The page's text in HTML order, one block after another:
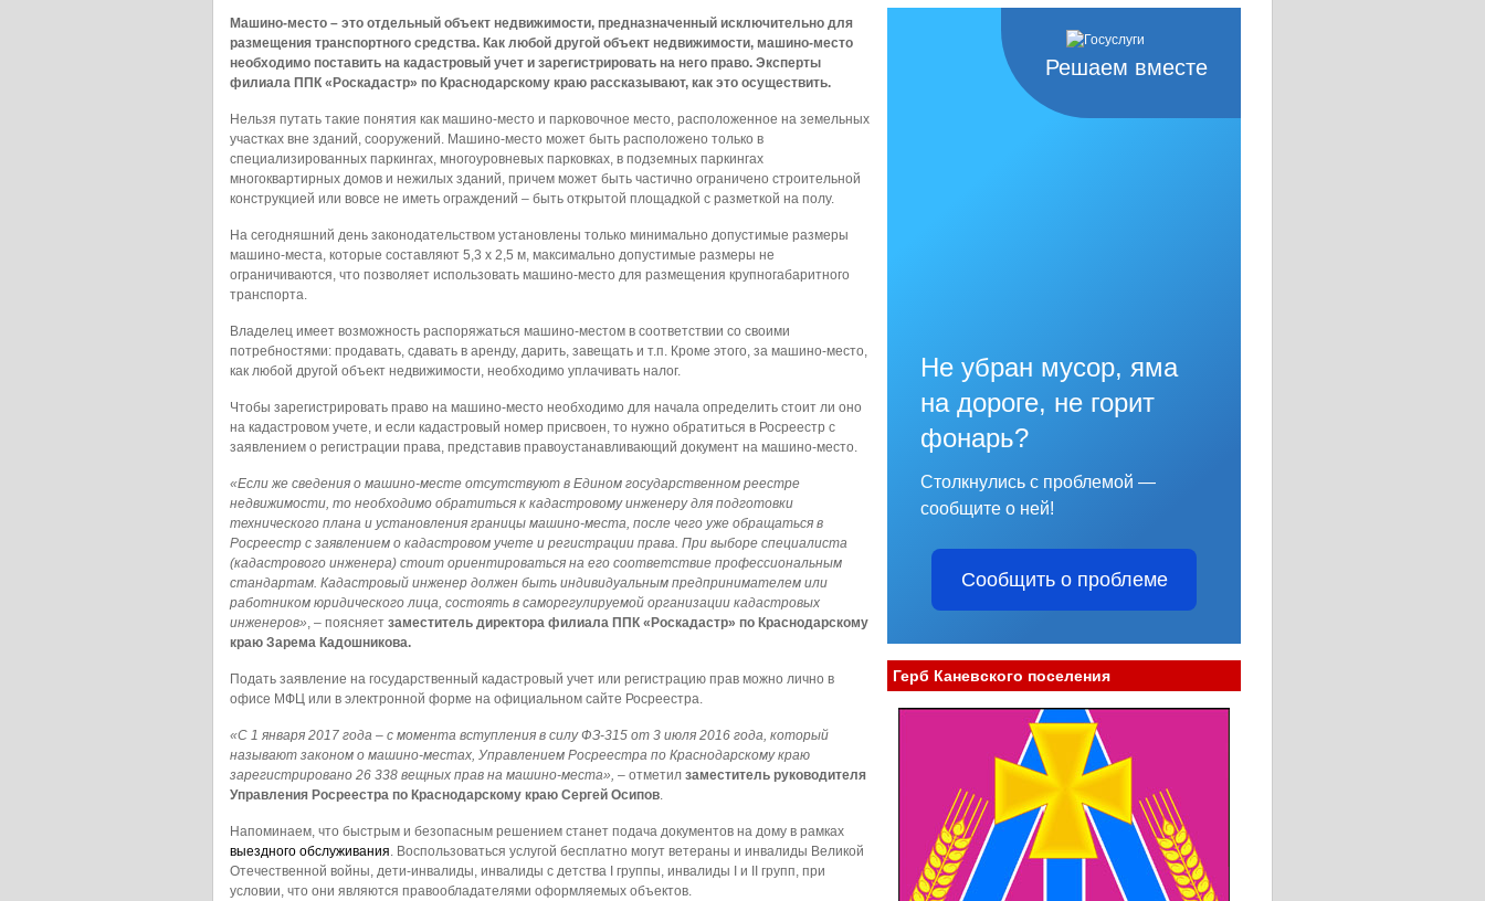
Машино-место – это отдельный объект недвижимости, предназначенный исключительно для
размещения транспортного средства. Как любой другой объект недвижимости, машино-место
необходимо поставить на кадастровый учет и зарегистрировать на него право. Эксперты
филиала ППК «Роскадастр» по Краснодарскому краю рассказывают, как это осуществить.
Нельзя путать такие понятия как машино-место и парковочное место, расположенное на земельных
участках вне зданий, сооружений. Машино-место может быть расположено только в
специализированных паркингах, многоуровневых парковках, в подземных паркингах
многоквартирных домов и нежилых зданий, причем может быть частично ограничено строительной
конструкцией или вовсе не иметь ограждений – быть открытой площадкой с разметкой на полу.
На сегодняшний день законодательством установлены только минимально допустимые размеры
машино-места, которые составляют 5,3 x 2,5 м, максимально допустимые размеры не
ограничиваются, что позволяет использовать машино-место для размещения крупногабаритного
транспорта.
Владелец имеет возможность распоряжаться машино-местом в соответствии со своими
потребностями: продавать, сдавать в аренду, дарить, завещать и т.п. Кроме этого, за машино-место,
как любой другой объект недвижимости, необходимо уплачивать налог.
Чтобы зарегистрировать право на машино-место необходимо для начала определить стоит ли оно
на кадастровом учете, и если кадастровый номер присвоен, то нужно обратиться в Росреестр с
заявлением о регистрации права, представив правоустанавливающий документ на машино-место.
«Если же сведения о машино-месте отсутствуют в Едином государственном реестре
недвижимости, то необходимо обратиться к кадастровому инженеру для подготовки
технического плана и установления границы машино-места, после чего уже обращаться в
Росреестр с заявлением о кадастровом учете и регистрации права. При выборе специалиста
(кадастрового инженера) стоит ориентироваться на его соответствие профессиональным
стандартам. Кадастровый инженер должен быть индивидуальным предпринимателем или
работником юридического лица, состоять в саморегулируемой организации кадастровых
инженеров», – поясняет заместитель директора филиала ППК «Роскадастр» по Краснодарскому
краю Зарема Кадошникова.
Подать заявление на государственный кадастровый учет или регистрацию прав можно лично в
офисе МФЦ или в электронной форме на официальном сайте Росреестра.
«С 1 января 2017 года – с момента вступления в силуФЗ-315 от 3 июля 2016 года, который
называют законом о машино-местах, Управлением Росреестра по Краснодарскому краю
зарегистрировано 26 338 вещных прав на машино-места», – отметил заместитель руководителя
Управления Росреестра по Краснодарскому краю Сергей Осипов.
Напоминаем, что быстрым и безопасным решением станет подача документов на дому в рамках
выездного обслуживания. Воспользоваться услугой бесплатно могут ветераны и инвалиды Великой
Отечественной войны, дети-инвалиды, инвалиды с детства I группы, инвалиды I и II групп, при
условии, что они являются правообладателями оформляемых объектов.
Решаем вместе
Не убран мусор, яма
на дороге, не горит
фонарь?
Столкнулись с проблемой —
сообщите о ней!
Сообщить о проблеме
Герб Каневского поселения